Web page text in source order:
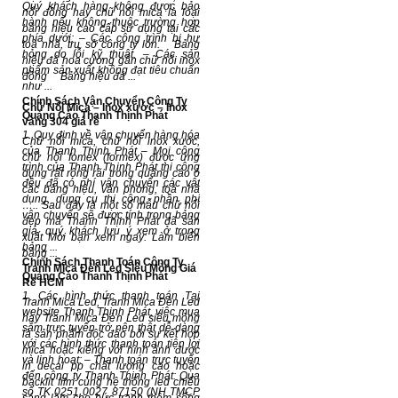
Quý khách hàng không được bảo
hành nếu không thuộc trường hợp
phía dưới: – Các công trình bị hư
hỏng do lỗi kỹ thuật. – Các sản
phẩm sản xuất không đạt tiêu chuẩn
như ...
Chính Sách Vận Chuyển Công Ty
Quảng Cáo Thanh Thịnh Phát
1. Quy định về vận chuyển hàng hóa
của Thanh Thịnh Phát – Mọi công
trình của Thanh Thịnh Phát thi công
đều đã có phí vận chuyển các vật
dụng, dụng cụ thi công, phần phí
vận chuyển sẽ được tính trong bảng
giá, quý khách lưu ý xem ở trong
bảng ...
Chính Sách Thanh Toán Công Ty
Quảng Cáo Thanh Thịnh Phát
1. Các hình thức thanh toán Tại
website Thanh Thịnh Phát, việc mua
sắm trực tuyến trở nên thật dễ dàng
với các hình thức thanh toán tiện lợi
và linh hoạt: – Thanh toán trực tuyến
đến công ty Thanh Thịnh Phát: Qua
số TK 0251 0027 87150 (NH TMCP
nổi đồng hay chữ nổi mica là loại
bảng hiệu cao cấp sử dụng tại các
toà nhà, trụ sở công ty lớn. Bảng
hiệu đá hoa cương gắn chữ nổi inox
đồng Bảng hiệu đá ...
Chữ Nổi Mica – Inox xước – Inox
vàng 304 giá rẻ
Chữ nổi mica, chữ nổi inox xước,
chữ nổi fomex (formex) được ứng
dụng rất rộng rãi trong quảng cáo ở
các bảng hiệu, văn phòng, toà nhà
….. Sau đây là một số mẫu chữ nổi
đẹp mà Thanh Thịnh Phát đã sản
xuất Mời bạn xem ngay: Làm biển
bảng ...
Tranh Mica Đèn Led Siêu Mỏng Giá
Rẻ HCM
Tranh Mica Led, Tranh Mica Đèn Led
hay Tranh Mica Đèn Led siêu mỏng
là sản phẩm độc đáo bởi sự kết hợp
mica hoặc kiếng với hình ảnh được
in decal pp chất lượng cao hoặc
backlit film cùng hệ thống led chiếu